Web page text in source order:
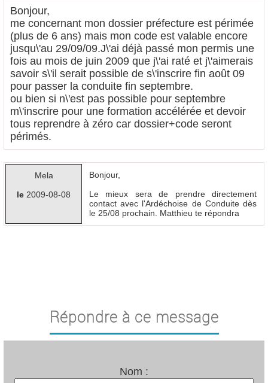
Bonjour,
me concernant mon dossier préfecture est périmée
(plus de 6 ans) mais mon code est valable encore
jusqu\'au 29/09/09.J\'ai déjà passé mon permis une
fois au mois de juin 2009 que j\'ai raté et j\'aimerais
savoir s\'il serait possible de s\'inscrire fin août 09
pour passer la conduite fin septembre.
ou bien si n\'est pas possible pour septembre
m\'inscrire pour une formation accélérée et devoir
tous reprendre à zéro car dossier+code seront
périmés.
Mela
le 2009-08-08
Bonjour,
Le mieux sera de prendre directement
contact avec l'Ardéchoise de Conduite dès
le 25/08 prochain. Matthieu te répondra
Répondre à ce message
Nom :